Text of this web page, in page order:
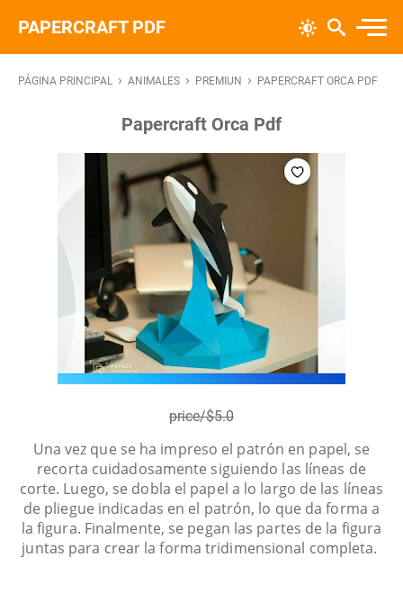
PAPERCRAFT PDF
PÁGINA PRINCIPAL › ANIMALES › PREMIUN › PAPERCRAFT ORCA PDF
Papercraft Orca Pdf
price/$5.0
Una vez que se ha impreso el patrón en papel, se
recorta cuidadosamente siguiendo las líneas de
corte. Luego, se dobla el papel a lo largo de las líneas
de pliegue indicadas en el patrón, lo que da forma a
la figura. Finalmente, se pegan las partes de la figura
juntas para crear la forma tridimensional completa.